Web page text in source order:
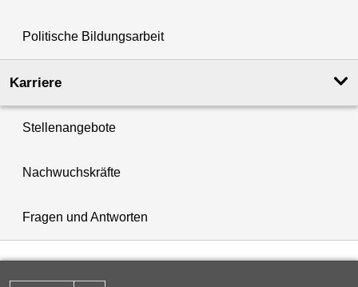
Politische Bildungsarbeit
Karriere
Stellenangebote
Nachwuchskräfte
Fragen und Antworten